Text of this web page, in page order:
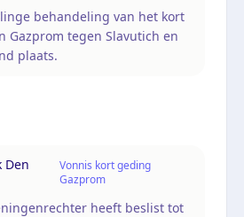
behandeling van het kort
Gazprom tegen Slavutich en
plaats.
Den
Vonnis kort geding
Gazprom
heeft beslist tot